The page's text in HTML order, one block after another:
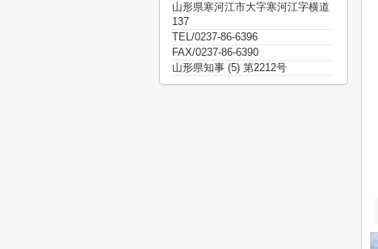
山形県寒河江市大字寒河江字横道
137
TEL/0237-86-6396
FAX/0237-86-6390
山形県知事 (5) 第2212号